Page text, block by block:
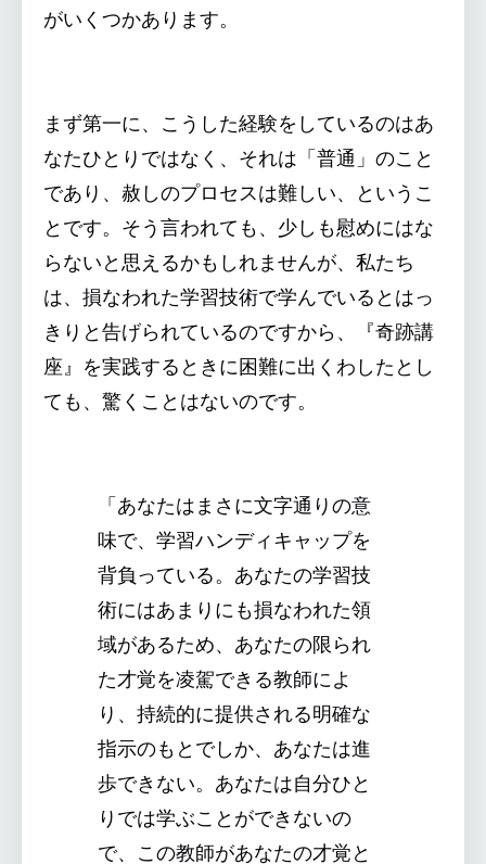
がいくつかあります。
まず第一に、こうした経験をしているのはあ
なたひとりではなく、それは「普通」のこと
であり、赦しのプロセスは難しい、というこ
とです。そう言われても、少しも慰めにはな
らないと思えるかもしれませんが、私たち
は、損なわれた学習技術で学んでいるとはっ
きりと告げられているのですから、『奇跡講
座』を実践するときに困難に出くわしたとし
ても、驚くことはないのです。
「あなたはまさに文字通りの意
味で、学習ハンディキャップを
背負っている。あなたの学習技
術にはあまりにも損なわれた領
域があるため、あなたの限られ
た才覚を凌駕できる教師によ
り、持続的に提供される明確な
指示のもとでしか、あなたは進
歩できない。あなたは自分ひと
りでは学ぶことができないの
で、この教師があなたの才覚と